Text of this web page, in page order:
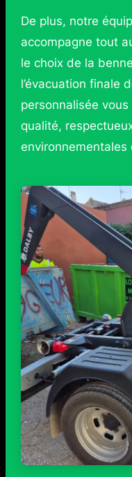
De plus, notre
accompagne tout
le choix de la
l’évacuation finale
personnalisée
qualité,
environnementales